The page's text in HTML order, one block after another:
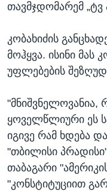
თავმჯდომარემ
კობახიძის
მოჰყვა. ისინი მას
უფლებების
"მნიშვნელოვანია,
ყოველწლიური ეს
იგივე რამ ხდება
"თბილისი
თაბაგარი
"კონსტიტუციით